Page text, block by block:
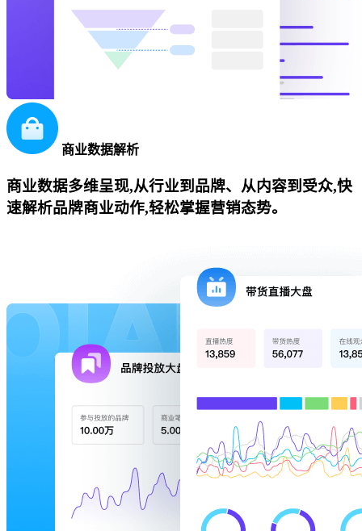
商业数据解析
商业数据多维呈现,从行业到品牌、从内容到受众,快
速解析品牌商业动作,轻松掌握营销态势。